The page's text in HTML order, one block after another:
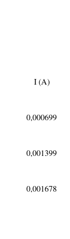
I (A)
0,000699
0,001399
0,001678